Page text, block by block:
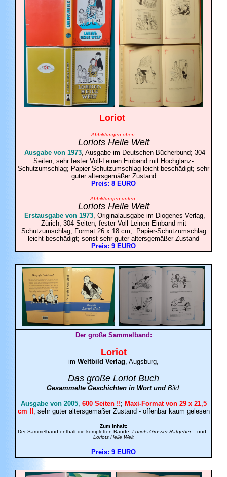
Loriot
Abbildungen oben:
Loriots Heile Welt
Ausgabe von 1973, Ausgabe im Deutschen Bücherbund; 304
Seiten; sehr fester Voll-Leinen Einband mit Hochglanz-
Schutzumschlag; Papier-Schutzumschlag leicht beschädigt; sehr
guter altersgemäßer Zustand
Preis: 8 EURO
Abbildungen unten:
Loriots Heile Welt
Erstausgabe von 1973, Originalausgabe im Diogenes Verlag,
Zürich; 304 Seiten; fester Voll Leinen Einband mit
Schutzumschlag; Format 26 x 18 cm; Papier-Schutzumschlag
leicht beschädigt; sonst sehr guter altersgemäßer Zustand
Preis: 9 EURO
Der große Sammelband:
Loriot
im Weltbild Verlag, Augsburg,
Das große Loriot Buch
Gesammelte Geschichten in Wort und Bild
Ausgabe von 2005, 600 Seiten !!; Maxi-Format von 29 x 21,5
cm !!; sehr guter altersgemäßer Zustand - offenbar kaum gelesen
Zum Inhalt:
Der Sammelband enthält die kompletten Bände Loriots Grosser Ratgeber und
Loriots Heile Welt
Preis: 9 EURO